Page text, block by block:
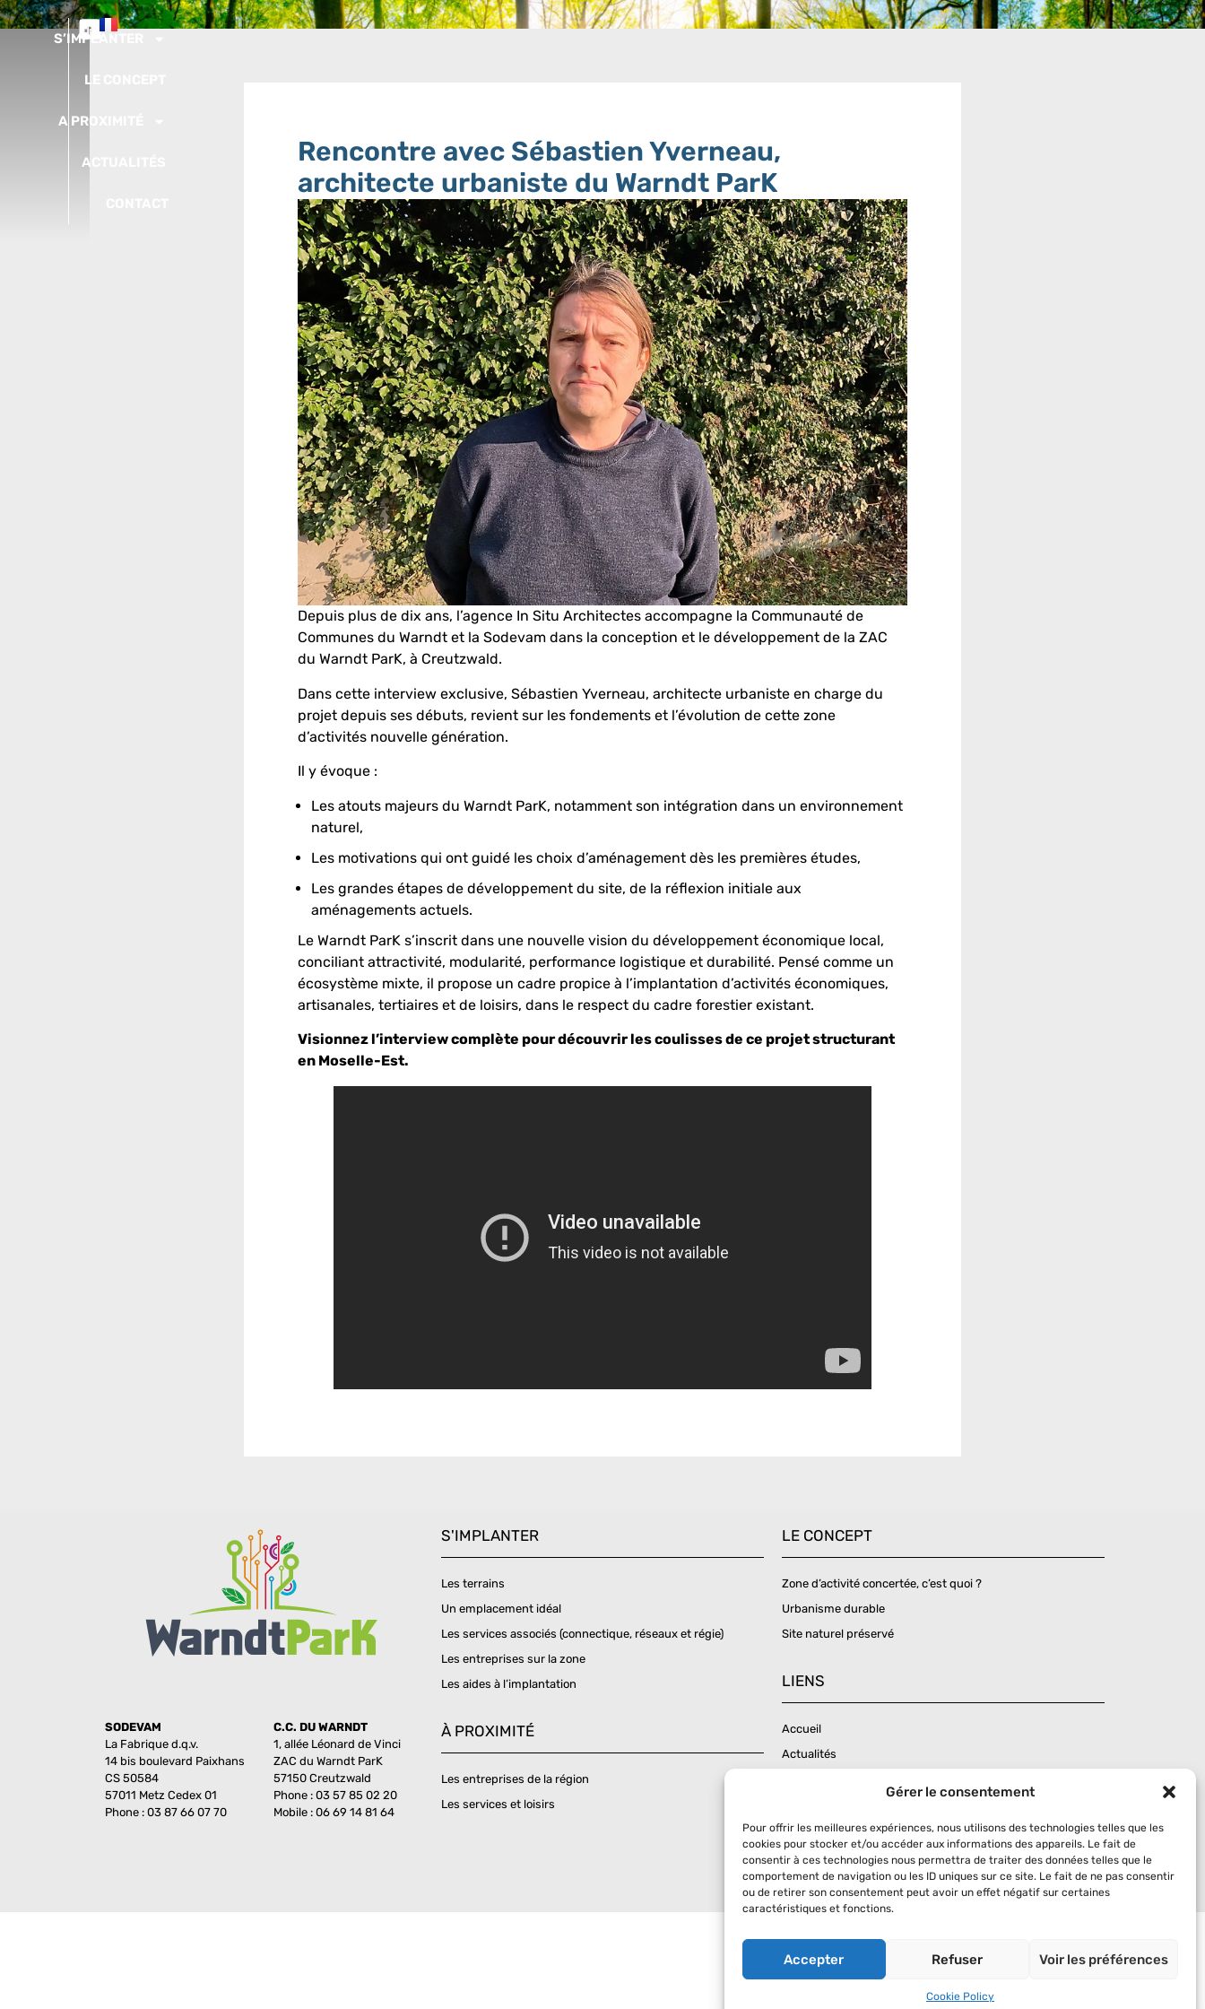
Gérer le consentement
Pour offrir les meilleures expériences, nous utilisons des technologies telles que les
cookies pour stocker et/ou accéder aux informations des appareils. Le fait de
consentir à ces technologies nous permettra de traiter des données telles que le
comportement de navigation ou les ID uniques sur ce site. Le fait de ne pas consentir
ou de retirer son consentement peut avoir un effet négatif sur certaines
caractéristiques et fonctions.
Accepter Refuser Voir les préférences
Cookie Policy
S’IMPLANTER
LE CONCEPT
A PROXIMITÉ
ACTUALITÉS
Rencontre avec Sébastien Yverneau,
architecte urbaniste du Warndt ParK
Depuis plus de dix ans, l’agence In Situ Architectes accompagne la Communauté de
Communes du Warndt et la Sodevam dans la conception et le développement de la ZAC
du Warndt ParK, à Creutzwald.
Dans cette interview exclusive, Sébastien Yverneau, architecte urbaniste en charge du
projet depuis ses débuts, revient sur les fondements et l’évolution de cette zone
d’activités nouvelle génération.
Il y évoque :
Les atouts majeurs du Warndt ParK, notamment son intégration dans un environnement
naturel,
Les motivations qui ont guidé les choix d’aménagement dès les premières études,
Les grandes étapes de développement du site, de la réflexion initiale aux
aménagements actuels.
Le Warndt ParK s’inscrit dans une nouvelle vision du développement économique local,
conciliant attractivité, modularité, performance logistique et durabilité. Pensé comme un
écosystème mixte, il propose un cadre propice à l’implantation d’activités économiques,
artisanales, tertiaires et de loisirs, dans le respect du cadre forestier existant.
Visionnez l’interview complète pour découvrir les coulisses de ce projet structurant
en Moselle-Est.
SODEVAM
La Fabrique d.q.v.
14 bis boulevard Paixhans
CS 50584
57011 Metz Cedex 01
Phone : 03 87 66 07 70
C.C. DU WARNDT
1, allée Léonard de Vinci
ZAC du Warndt ParK
57150 Creutzwald
Phone : 03 57 85 02 20
Mobile : 06 69 14 81 64
S'IMPLANTER
Les terrains
Un emplacement idéal
Les services associés (connectique, réseaux et régie)
Les entreprises sur la zone
Les aides à l’implantation
À PROXIMITÉ
Les entreprises de la région
Les services et loisirs
LE CONCEPT
Zone d’activité concertée, c’est quoi ?
Urbanisme durable
Site naturel préservé
LIENS
Accueil
Actualités
Mentions légales
Politiques de cookie (EU)